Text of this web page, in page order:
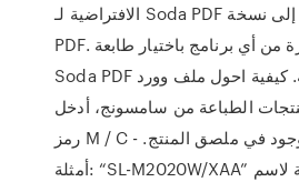
الافتراضية لـ Soda PDF لتحويل أي ملف إلى نسخة
PDF. استخدم هذه الميزة من أي برنامج باختيار طابعة
Soda PDF من قائمة الطباعة. كيفية احول ملف وورد
الطباعة من سامسونج، أدخل
رمز M / C أو رمز الطراز الموجود في ملصق المنتج. -
أمثلة: “SL-M2020W/XAA” تتضمن كلمات دليلية لاسم